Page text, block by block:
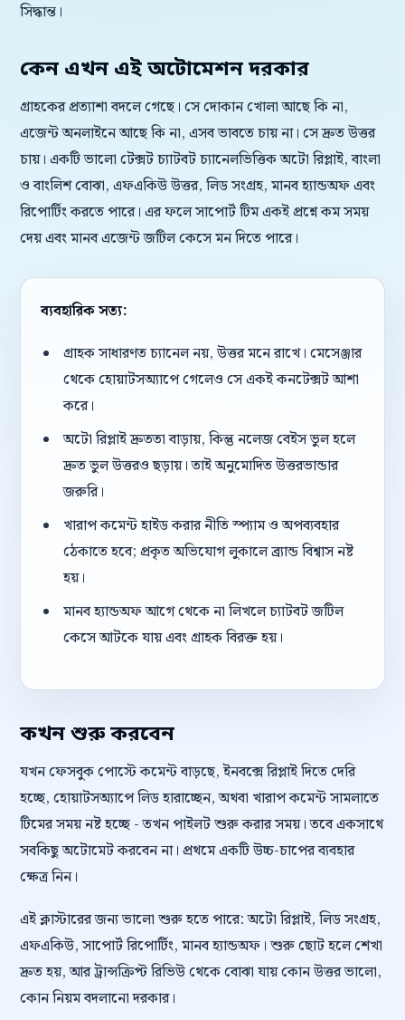
সিদ্ধান্ত।
কেন এখন এই অটোমেশন দরকার
গ্রাহকের প্রত্যাশা বদলে গেছে। সে দোকান খোলা আছে কি না,
এজেন্ট অনলাইনে আছে কি না, এসব ভাবতে চায় না। সে দ্রুত উত্তর
চায়। একটি ভালো টেক্সট চ্যাটবট চ্যানেলভিত্তিক অটো রিপ্লাই, বাংলা
ও বাংলিশ বোঝা, এফএকিউ উত্তর, লিড সংগ্রহ, মানব হ্যান্ডঅফ এবং
রিপোর্টিং করতে পারে। এর ফলে সাপোর্ট টিম একই প্রশ্নে কম সময়
দেয় এবং মানব এজেন্ট জটিল কেসে মন দিতে পারে।
ব্যবহারিক সত্য:
গ্রাহক সাধারণত চ্যানেল নয়, উত্তর মনে রাখে। মেসেঞ্জার
থেকে হোয়াটসঅ্যাপে গেলেও সে একই কনটেক্সট আশা
করে।
অটো রিপ্লাই দ্রুততা বাড়ায়, কিন্তু নলেজ বেইস ভুল হলে
দ্রুত ভুল উত্তরও ছড়ায়। তাই অনুমোদিত উত্তরভান্ডার
জরুরি।
খারাপ কমেন্ট হাইড করার নীতি স্প্যাম ও অপব্যবহার
ঠেকাতে হবে; প্রকৃত অভিযোগ লুকালে ব্র্যান্ড বিশ্বাস নষ্ট
হয়।
মানব হ্যান্ডঅফ আগে থেকে না লিখলে চ্যাটবট জটিল
কেসে আটকে যায় এবং গ্রাহক বিরক্ত হয়।
কখন শুরু করবেন
যখন ফেসবুক পোস্টে কমেন্ট বাড়ছে, ইনবক্সে রিপ্লাই দিতে দেরি
হচ্ছে, হোয়াটসঅ্যাপে লিড হারাচ্ছেন, অথবা খারাপ কমেন্ট সামলাতে
টিমের সময় নষ্ট হচ্ছে - তখন পাইলট শুরু করার সময়। তবে একসাথে
সবকিছু অটোমেট করবেন না। প্রথমে একটি উচ্চ-চাপের ব্যবহার
ক্ষেত্র নিন।
এই ক্লাস্টারের জন্য ভালো শুরু হতে পারে: অটো রিপ্লাই, লিড সংগ্রহ,
এফএকিউ, সাপোর্ট রিপোর্টিং, মানব হ্যান্ডঅফ। শুরু ছোট হলে শেখা
দ্রুত হয়, আর ট্রান্সক্রিপ্ট রিভিউ থেকে বোঝা যায় কোন উত্তর ভালো,
কোন নিয়ম বদলানো দরকার।